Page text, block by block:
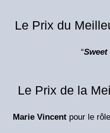
Le Prix du
“
Le Prix de la
Marie Vincentpour le